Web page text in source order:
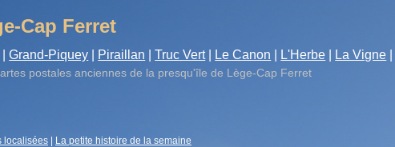
Cap Ferret
Grand-Piquey Piraillan Truc Vert Le Canon L'Herbe La Vigne
postales anciennes de la presqu'île de Lège-Cap Ferret
localisées La petite histoire de la semaine